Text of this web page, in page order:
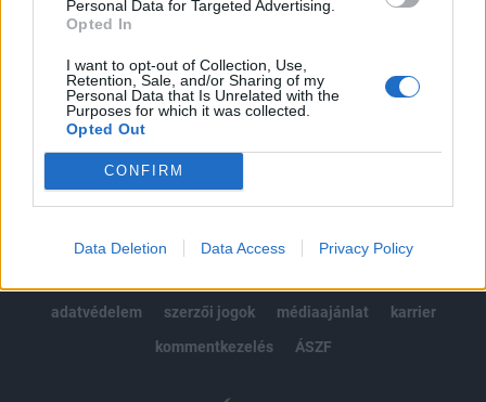
Personal Data for Targeted Advertising.
Opted In
I want to opt-out of Collection, Use,
Retention, Sale, and/or Sharing of my
Personal Data that Is Unrelated with the
Purposes for which it was collected.
Opted Out
CONFIRM
Data Deletion Data Access Privacy Policy
MÁR ELŐFIZETŐNK VAGY?BEJELENTKEZÉS
© 2026 Portfolio
adatvédelem
szerzői jogok médiaajánlat
karrier
kommentkezelés
ÁSZF